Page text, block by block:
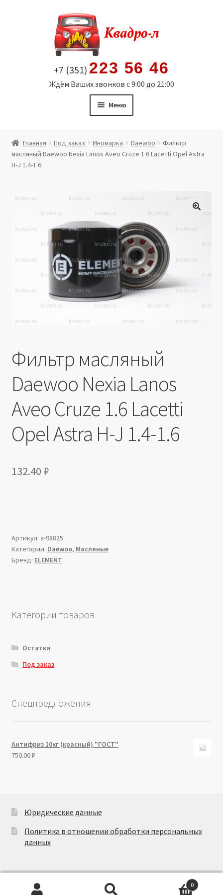
содержимому
+7 (351) 223 56 46
Ждём Ваших звонков с 9:00 до 21:00
Меню
Витрина
Производители
Юридические данные
Главная Под заказ Иномарка Daewoo
Фильтр
масляный Daewoo Nexia Lanos Aveo Cruze 1.6 Lacetti Opel Astra
H-J 1.4-1.6
Фильтр масляный
Daewoo Nexia Lanos
Aveo Cruze 1.6 Lacetti
Opel Astra H-J 1.4-1.6
132.40 ₽
Артикул: a-98825
Категории: Daewoo, Масляные
Бренд: ELEMENT
Категории товаров
Остатки
Под заказ
Спецпредложения
Антифриз 10кг (красный) "ГОСТ"
750.00₽
Юридические данные
Политика в отношении обработки персональных
данных
0